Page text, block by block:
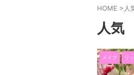
HOME > 人
人気
メイク リ